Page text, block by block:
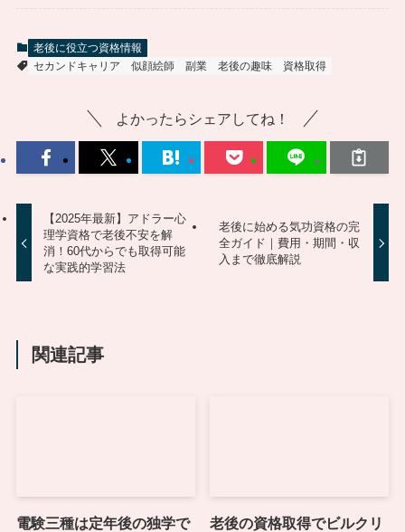
老後に役立つ資格情報
セカンドキャリア
似顔絵師 副業 老後の趣味 資格取得
よかったらシェアしてね！
【2025年最新】アドラー心
理学資格で老後不安を解
消！60代からでも取得可能
な実践的学習法
老後に始める気功資格の完
全ガイド｜費用・期間・収
入まで徹底解説
関連記事
電験三種は定年後の独学で
老後の資格取得でビルクリ